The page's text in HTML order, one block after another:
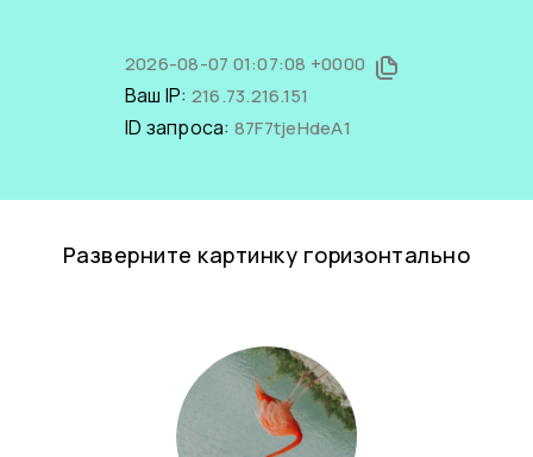
2026-08-07 01:07:08 +0000
Ваш IP: 216.73.216.151
ID запроса: 87F7tjeHdeA1
Разверните картинку горизонтально